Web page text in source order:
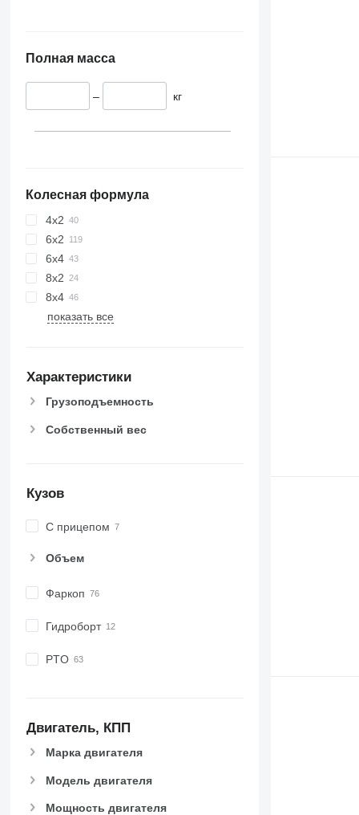
Полная масса
– кг
Колесная формула
4x2
6x2
6x4
8x2
8x4
показать все
Характеристики
Грузоподъемность
Собственный вес
Кузов
С прицепом
Объем
Фаркоп
Гидроборт
PTO
Двигатель, КПП
Марка двигателя
Модель двигателя
Мощность двигателя